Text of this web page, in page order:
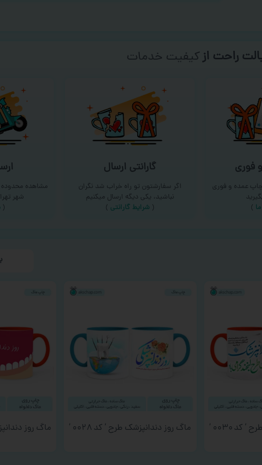
راحت ازسفارش گیری
فوری
عمده و فوری
)
گارانتی ارسال
اگر سفارشتون تو راه خراب شد نگران
نباشید، یکی دیگه ارسال میکنیم
( شرایط گارانتی )
مشاهده محدوده
شهر
(
کد ۰۰۳۰ ‘ ماگ روز دندانپزشک طرح ‘ کد ۰۰۲۸ ‘ ماگ روز